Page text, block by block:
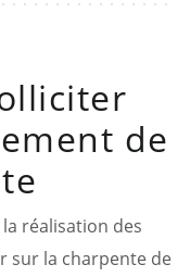
de
réalisation des
sur la charpente de